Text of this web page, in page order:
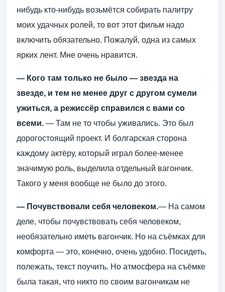
нибудь кто-нибудь возьмётся собирать палитру
моих удачных ролей, то вот этот фильм надо
включить обязательно. Пожалуй, одна из самых
ярких лент. Мне очень нравится.
— Кого там только не было — звезда на
звезде, и тем не менее друг с другом сумели
ужиться, а режиссёр справился с вами со
всеми. — Там не то чтобы уживались. Это был
дорогостоящий проект. И болгарская сторона
каждому актёру, который играл более-менее
значимую роль, выделила отдельный вагончик.
Такого у меня вообще не было до этого.
— Почувствовали себя человеком.— На самом
деле, чтобы почувствовать себя человеком,
необязательно иметь вагончик. Но на съёмках для
комфорта — это, конечно, очень удобно. Посидеть,
полежать, текст поучить. Но атмосфера на съёмке
была такая, что никто по своим вагончикам не